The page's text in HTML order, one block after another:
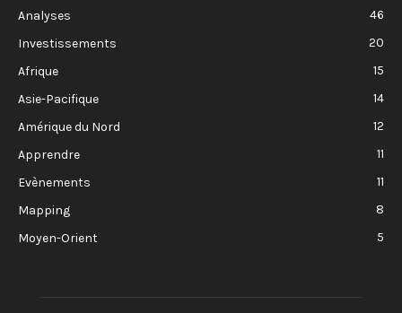
Analyses
46
Investissements
20
Afrique
15
Asie-Pacifique
14
Amérique du Nord
12
Apprendre
11
Evènements
11
Mapping
8
Moyen-Orient
5